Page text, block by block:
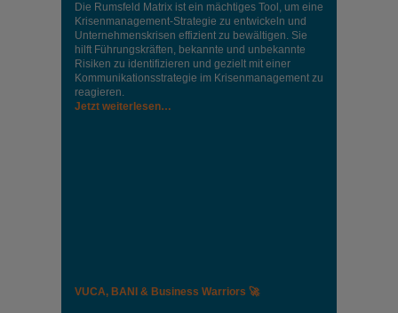
Die Rumsfeld Matrix ist ein mächtiges Tool, um eine
Krisenmanagement-Strategie zu entwickeln und
Unternehmenskrisen effizient zu bewältigen. Sie
hilft Führungskräften, bekannte und unbekannte
Risiken zu identifizieren und gezielt mit einer
Kommunikationsstrategie im Krisenmanagement zu
reagieren.
Jetzt weiterlesen…
VUCA, BANI & Business Warriors 🚀